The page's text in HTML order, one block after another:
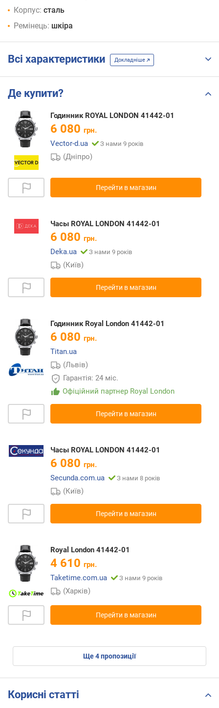
Корпус: сталь
Ремінець: шкіра
Всі характеристики Докладніше
Де купити?
Годинник ROYAL LONDON 41442-01
6 080 грн.
Vector-d.ua
З нами 9 років
(Дніпро)
Перейти в магазин
Часы ROYAL LONDON 41442-01
6 080 грн.
Deka.ua
З нами 9 років
(Київ)
Перейти в магазин
Годинник Royal London 41442-01
6 080 грн.
Titan.ua
(Львів)
Гарантія: 24 міс.
Офіційний партнер Royal London
Перейти в магазин
Часы ROYAL LONDON 41442-01
6 080 грн.
Secunda.com.ua
З нами 8 років
(Київ)
Перейти в магазин
Royal London 41442-01
4 610 грн.
Taketime.com.ua
З нами 9 років
(Харків)
Перейти в магазин
ще4пропозиції
Корисні статті